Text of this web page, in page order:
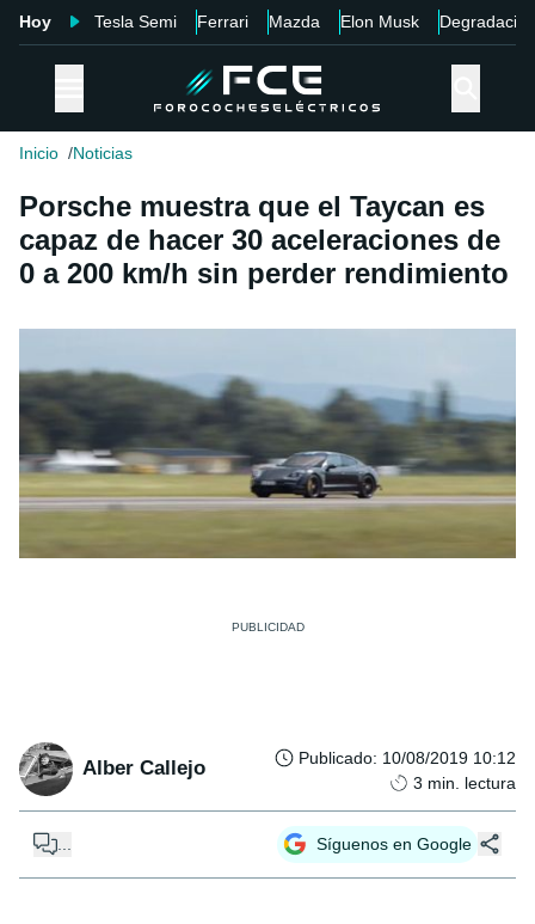
Hoy Tesla Semi Ferrari Mazda Elon Musk Degradación
Inicio Noticias
Porsche muestra que el Taycan es
capaz de hacer 30 aceleraciones de
0 a 200 km/h sin perder rendimiento
Alber Callejo Publicado: 10/08/2019 10:12
3 min. lectura
Síguenos en Google